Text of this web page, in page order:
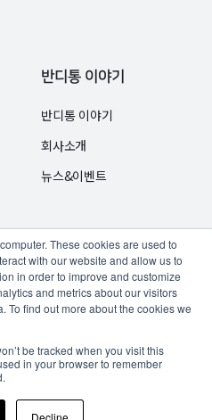
These cookies are used to
with our website and allow us to
in order to improve and customize
and metrics about our visitors
To find out more about the cookies we
be tracked when you visit this
in your browser to remember
Decline
반디통 이야기
반디통 이야기
회사소개
뉴스&이벤트
문의하기 개인정보보호정책
MIDAS Information